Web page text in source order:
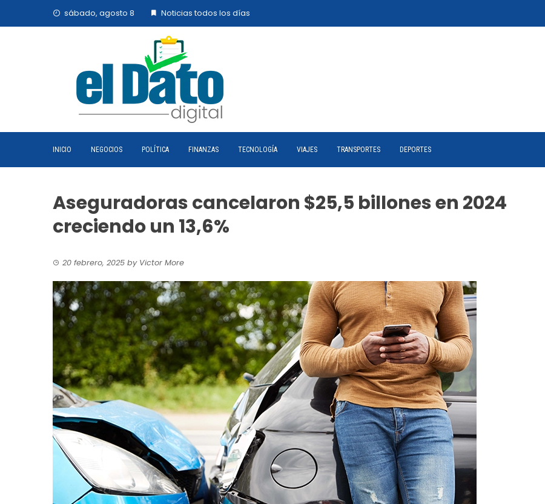
sábado, agosto 8 Noticias todos los días
INICIO NEGOCIOS POLÍTICA FINANZAS TECNOLOGÍA VIAJES TRANSPORTES DEPORTES
Aseguradoras cancelaron $25,5 billones en 2024
creciendo un 13,6%
20 febrero, 2025 by Victor More